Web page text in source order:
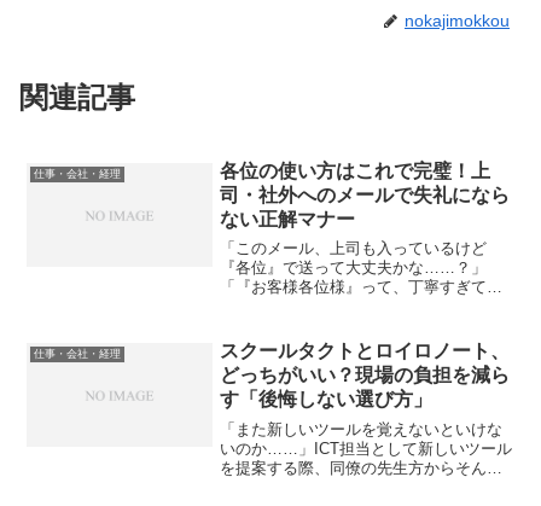
nokajimokkou
関連記事
仕事・会社・経理
各位の使い方はこれで完璧！上
司・社外へのメールで失礼になら
ない正解マナー
「このメール、上司も入っているけど
『各位』で送って大丈夫かな……？」
「『お客様各位様』って、丁寧すぎて逆
はありませんか？特に若手のうちは、マ
ナー違反で「常識がない」と思...
仕事・会社・経理
スクールタクトとロイロノート、
どっちがいい？現場の負担を減ら
す「後悔しない選び方」
「また新しいツールを覚えないといけな
いのか……」ICT担当として新しいツール
を提案する際、同僚の先生方からそんな